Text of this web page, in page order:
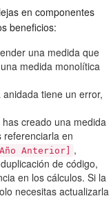
en componentes
beneficios:
una medida que
medida monolítica
tiene un error,
creado una medida
referenciarla en
Anterior] ,
de código,
en los cálculos. Si la
necesitas actualizarla